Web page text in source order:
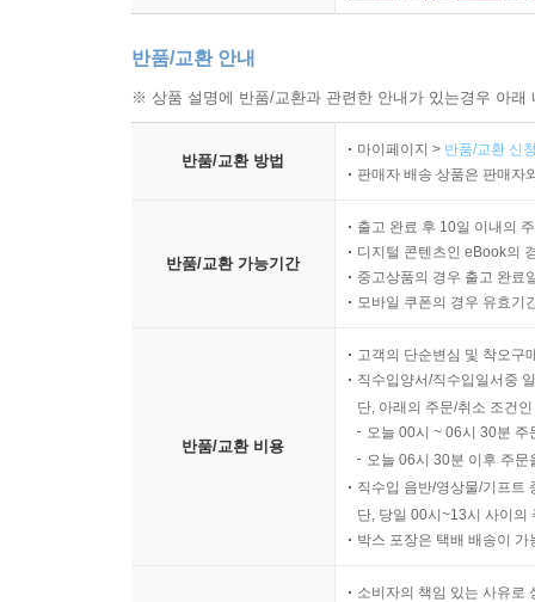
반품/교환 안내
※ 상품 설명에 반품/교환과 관련한 안내가 있는경우 아
반품/교환 방법
마이페이지 > 반품/교환 신
판매자 배송 상품은 판매자
반품/교환 가능기간
출고 완료 후 10일 이내의
디지털 콘텐츠인 eBook의
중고상품의 경우 출고 완료
모바일 쿠폰의 경우 유효기
반품/교환 비용
고객의 단순변심 및 착오구
직수입양서/직수입일서중
단, 아래의 주문/취소 조건
오늘 00시 ~ 06시 30분
오늘 06시 30분 이후 주
직수입 음반/영상물/기프트
단, 당일 00시~13시 사이의
박스 포장은 택배 배송이
소비자의 책임 있는 사유로